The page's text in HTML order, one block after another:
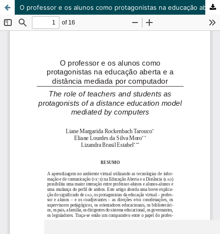
O professor e os alunos como protagonistas na educação aberta e a distância mediada por computador